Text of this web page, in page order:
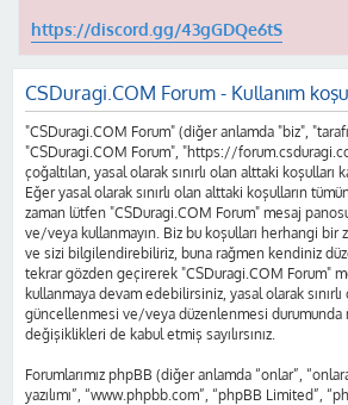
https://discord.gg/43gGDQe6tS
CSDuragi.COM Forum - Kullanım
"CSDuragi.COM Forum" (diğer anlamda "biz",
"CSDuragi.COM Forum", "https://
çoğaltılan, yasal olarak sınırlı olan alttaki koşulları
Eğer yasal olarak sınırlı olan alttaki koşulların
zaman lütfen "CSDuragi.COM Forum" mesaj
ve/veya kullanmayın. Biz bu koşulları herhangi bir
ve sizi bilgilendirebiliriz, buna rağmen kendiniz
tekrar gözden geçirerek "CSDuragi.COM Forum"
kullanmaya devam edebilirsiniz, yasal olarak sınırlı
güncellenmesi ve/veya düzenlenmesi
değişiklikleri de kabul etmiş sayılırsınız.
Forumlarımız phpBB (diğer anlamda “onlar”,
yazılımı”, “www.phpbb.com”, “phpBB Limited”,